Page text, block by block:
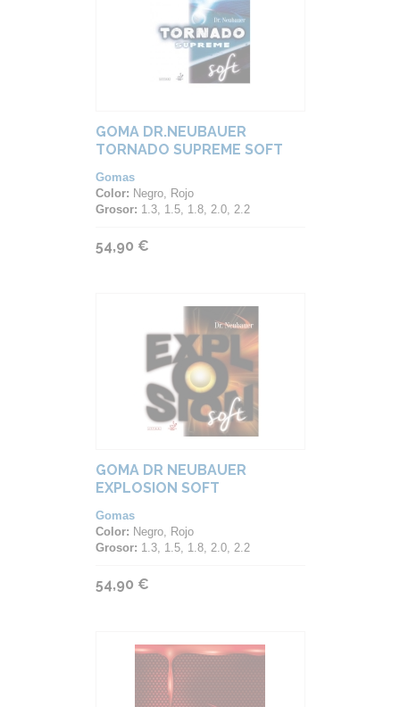
GOMA DR.NEUBAUER
TORNADO SUPREME SOFT
Gomas
Color: Negro, Rojo
Grosor: 1.3, 1.5, 1.8, 2.0, 2.2
54,90 €
GOMA DR NEUBAUER
EXPLOSION SOFT
Gomas
Color: Negro, Rojo
Grosor: 1.3, 1.5, 1.8, 2.0, 2.2
54,90 €